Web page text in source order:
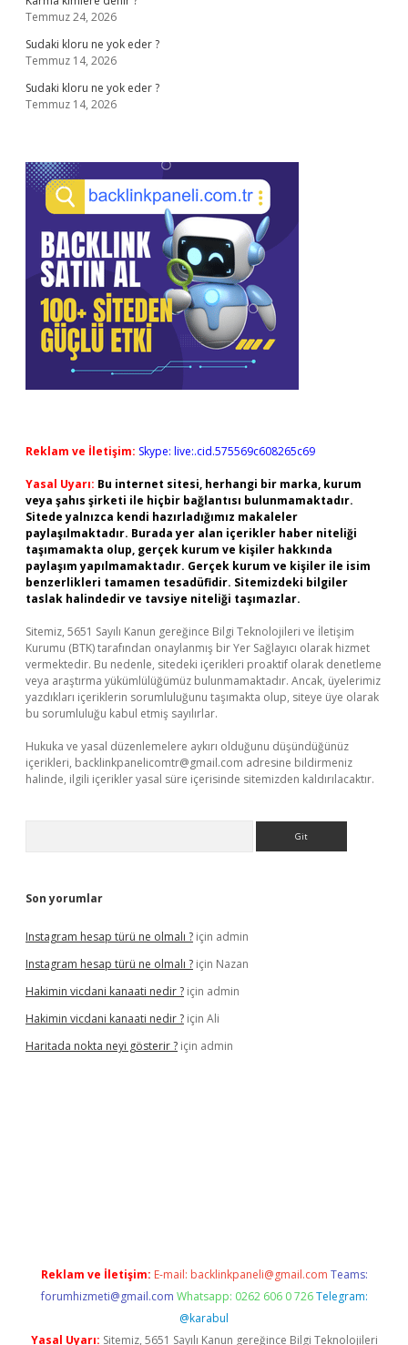
Temmuz 24, 2026
Sudaki kloru ne yok eder ?
Temmuz 14, 2026
Sudaki kloru ne yok eder ?
Temmuz 14, 2026
Reklam ve İletişim: Skype: live:.cid.575569c608265c69
Yasal Uyarı: Bu internet sitesi, herhangi bir marka, kurum
veya şahıs şirketi ile hiçbir bağlantısı bulunmamaktadır.
Sitede yalnızca kendi hazırladığımız makaleler
paylaşılmaktadır. Burada yer alan içerikler haber niteliği
taşımamakta olup, gerçek kurum ve kişiler hakkında
paylaşım yapılmamaktadır. Gerçek kurum ve kişiler ile isim
benzerlikleri tamamen tesadüfidir. Sitemizdeki bilgiler
taslak halindedir ve tavsiye niteliği taşımazlar.
Sitemiz, 5651 Sayılı Kanun gereğince Bilgi Teknolojileri ve İletişim
Kurumu (BTK) tarafından onaylanmış bir Yer Sağlayıcı olarak hizmet
vermektedir. Bu nedenle, sitedeki içerikleri proaktif olarak denetleme
veya araştırma yükümlülüğümüz bulunmamaktadır. Ancak, üyelerimiz
yazdıkları içeriklerin sorumluluğunu taşımakta olup, siteye üye olarak
bu sorumluluğu kabul etmiş sayılırlar.
Hukuka ve yasal düzenlemelere aykırı olduğunu düşündüğünüz
içerikleri, backlinkpanelicomtr@gmail.com adresine bildirmeniz
halinde, ilgili içerikler yasal süre içerisinde sitemizden kaldırılacaktır.
Son yorumlar
Instagram hesap türü ne olmalı ? için admin
Instagram hesap türü ne olmalı ? için Nazan
Hakimin vicdani kanaati nedir ? için admin
Hakimin vicdani kanaati nedir ? için Ali
Haritada nokta neyi gösterir ? için admin
Reklam ve İletişim: E-mail: backlinkpaneli@gmail.com Teams:
forumhizmeti@gmail.com Whatsapp: 0262 606 0 726 Telegram:
@karabul
Yasal Uyarı: Sitemiz, 5651 Sayılı Kanun gereğince Bilgi Teknolojileri